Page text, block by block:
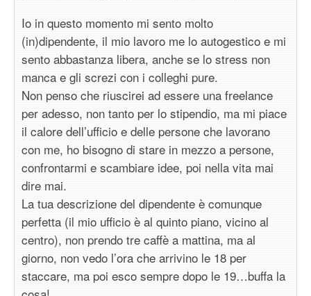
Io in questo momento mi sento molto
(in)dipendente, il mio lavoro me lo autogestico e mi
sento abbastanza libera, anche se lo stress non
manca e gli screzi con i colleghi pure.
Non penso che riuscirei ad essere una freelance
per adesso, non tanto per lo stipendio, ma mi piace
il calore dell’ufficio e delle persone che lavorano
con me, ho bisogno di stare in mezzo a persone,
confrontarmi e scambiare idee, poi nella vita mai
dire mai.
La tua descrizione del dipendente è comunque
perfetta (il mio ufficio è al quinto piano, vicino al
centro), non prendo tre caffè a mattina, ma al
giorno, non vedo l’ora che arrivino le 18 per
staccare, ma poi esco sempre dopo le 19…buffa la